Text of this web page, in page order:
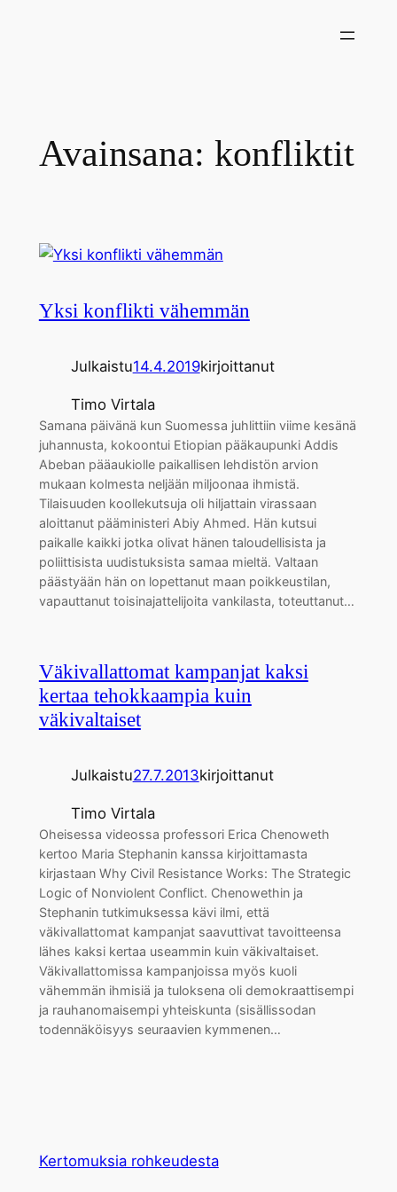
Avainsana: konfliktit
Yksi konflikti vähemmän
Julkaistu14.4.2019kirjoittanut
Timo Virtala
Samana päivänä kun Suomessa juhlittiin viime kesänä
juhannusta, kokoontui Etiopian pääkaupunki Addis
Abeban pääaukiolle paikallisen lehdistön arvion
mukaan kolmesta neljään miljoonaa ihmistä.
Tilaisuuden koollekutsuja oli hiljattain virassaan
aloittanut pääministeri Abiy Ahmed. Hän kutsui
paikalle kaikki jotka olivat hänen taloudellisista ja
poliittisista uudistuksista samaa mieltä. Valtaan
päästyään hän on lopettanut maan poikkeustilan,
vapauttanut toisinajattelijoita vankilasta, toteuttanut…
Väkivallattomat kampanjat kaksi
kertaa tehokkaampia kuin
väkivaltaiset
Julkaistu27.7.2013kirjoittanut
Timo Virtala
Oheisessa videossa professori Erica Chenoweth
kertoo Maria Stephanin kanssa kirjoittamasta
kirjastaan Why Civil Resistance Works: The Strategic
Logic of Nonviolent Conflict. Chenowethin ja
Stephanin tutkimuksessa kävi ilmi, että
väkivallattomat kampanjat saavuttivat tavoitteensa
lähes kaksi kertaa useammin kuin väkivaltaiset.
Väkivallattomissa kampanjoissa myös kuoli
vähemmän ihmisiä ja tuloksena oli demokraattisempi
ja rauhanomaisempi yhteiskunta (sisällissodan
todennäköisyys seuraavien kymmenen…
Kertomuksia rohkeudesta